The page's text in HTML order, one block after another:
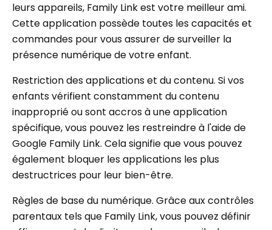
leurs appareils, Family Link est votre meilleur ami.
Cette application possède toutes les capacités et
commandes pour vous assurer de surveiller la
présence numérique de votre enfant.
Restriction des applications et du contenu. Si vos
enfants vérifient constamment du contenu
inapproprié ou sont accros à une application
spécifique, vous pouvez les restreindre à l'aide de
Google Family Link. Cela signifie que vous pouvez
également bloquer les applications les plus
destructrices pour leur bien-être.
Règles de base du numérique. Grâce aux contrôles
parentaux tels que Family Link, vous pouvez définir